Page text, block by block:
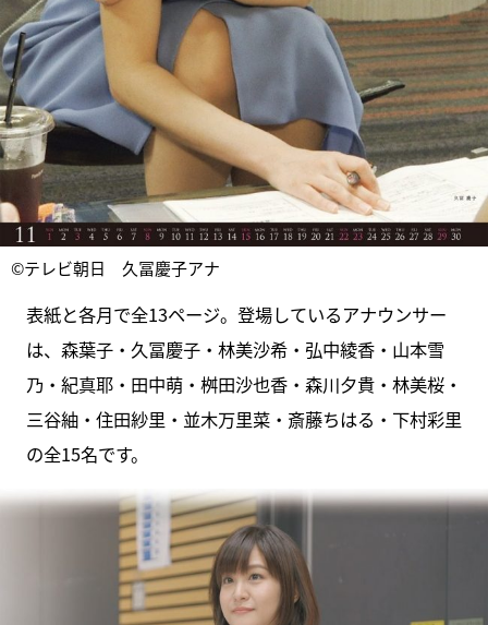
©テレビ朝日 久冨慶子アナ
表紙と各月で全13ページ。登場しているアナウンサー
は、森葉子・久冨慶子・林美沙希・弘中綾香・山本雪
乃・紀真耶・田中萌・桝田沙也香・森川夕貴・林美桜・
三谷紬・住田紗里・並木万里菜・斎藤ちはる・下村彩里
の全15名です。